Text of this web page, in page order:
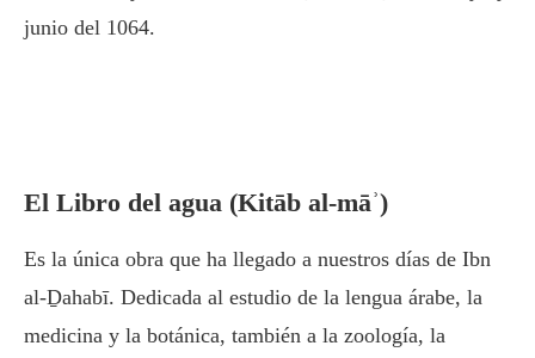
junio del 1064.
El Libro del agua (Kitāb al-māʾ)
Es la única obra que ha llegado a nuestros días de Ibn
al-Ḏahabī. Dedicada al estudio de la lengua árabe, la
medicina y la botánica, también a la zoología, la